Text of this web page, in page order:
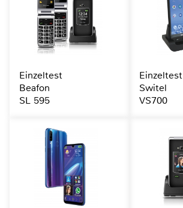
Einzeltest
Beafon
SL 595
Einzeltest
Switel
VS700